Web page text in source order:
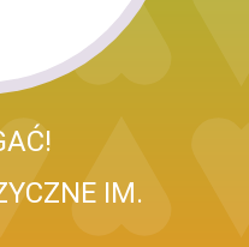
IM.